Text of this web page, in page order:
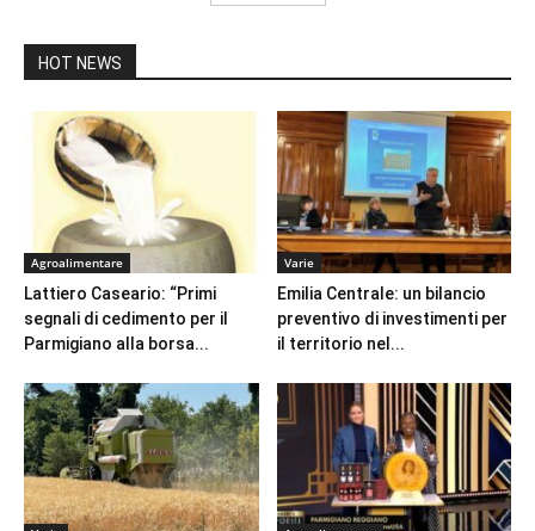
HOT NEWS
Agroalimentare
Lattiero Caseario: “Primi
segnali di cedimento per il
Parmigiano alla borsa...
Varie
Emilia Centrale: un bilancio
preventivo di investimenti per
il territorio nel...